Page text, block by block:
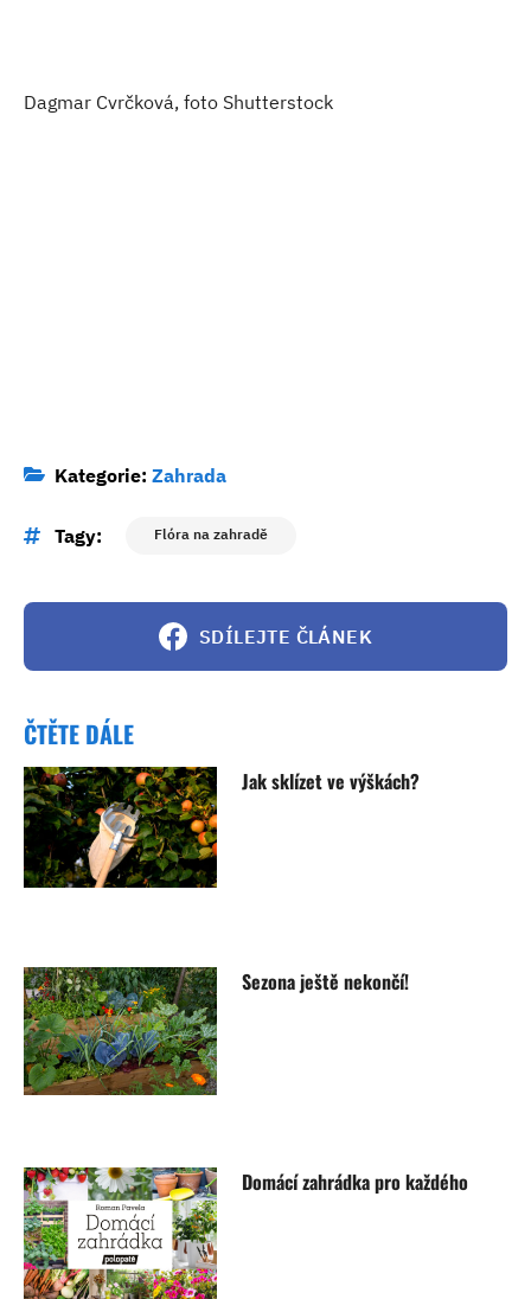
Dagmar Cvrčková, foto Shutterstock
Kategorie: Zahrada
Tagy: Flóra na zahradě
SDÍLEJTE ČLÁNEK
ČTĚTE DÁLE
Jak sklízet ve výškách?
Sezona ještě nekončí!
Domácí zahrádka pro každého